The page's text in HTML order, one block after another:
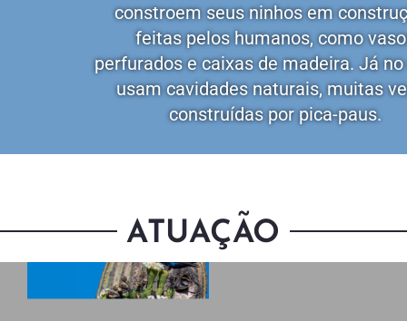
constroem seus ninhos em
feitas pelos humanos, como
perfurados e caixas de madeira. Já
usam cavidades naturais, muitas
construídas por pica-paus.
ATUAÇÃO
DESERT